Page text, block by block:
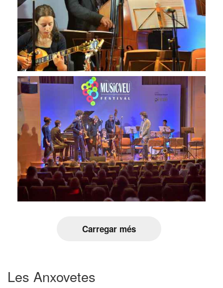
Carregar més
Les Anxovetes